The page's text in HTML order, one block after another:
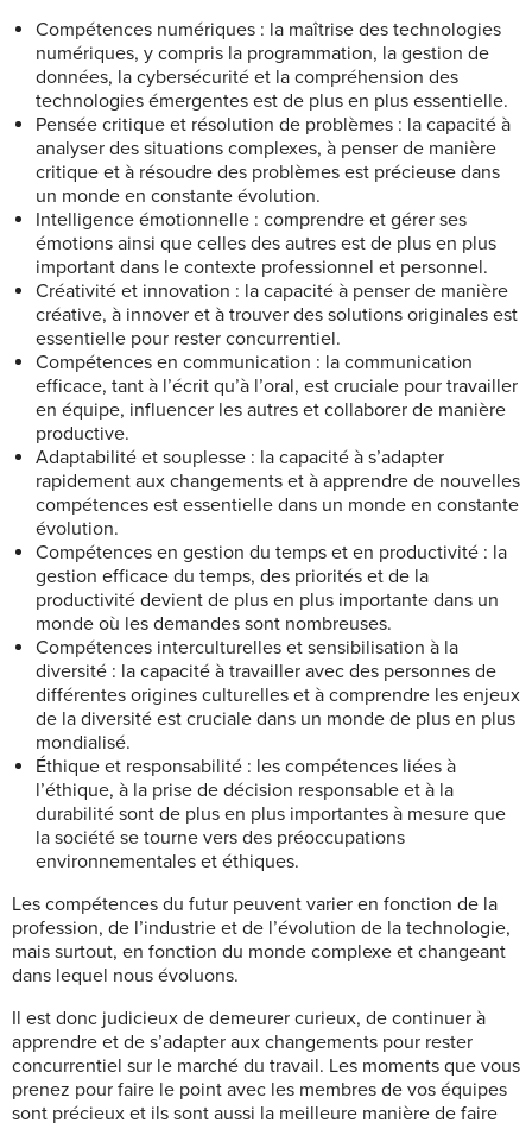
Compétences numériques : la maîtrise des technologies
numériques, y compris la programmation, la gestion de
données, la cybersécurité et la compréhension des
technologies émergentes est de plus en plus essentielle.
Pensée critique et résolution de problèmes : la capacité à
analyser des situations complexes, à penser de manière
critique et à résoudre des problèmes est précieuse dans
un monde en constante évolution.
Intelligence émotionnelle : comprendre et gérer ses
émotions ainsi que celles des autres est de plus en plus
important dans le contexte professionnel et personnel.
Créativité et innovation : la capacité à penser de manière
créative, à innover et à trouver des solutions originales est
essentielle pour rester concurrentiel.
Compétences en communication : la communication
efficace, tant à l’écrit qu’à l’oral, est cruciale pour travailler
en équipe, influencer les autres et collaborer de manière
productive.
Adaptabilité et souplesse : la capacité à s’adapter
rapidement aux changements et à apprendre de nouvelles
compétences est essentielle dans un monde en constante
évolution.
Compétences en gestion du temps et en productivité : la
gestion efficace du temps, des priorités et de la
productivité devient de plus en plus importante dans un
monde où les demandes sont nombreuses.
Compétences interculturelles et sensibilisation à la
diversité : la capacité à travailler avec des personnes de
différentes origines culturelles et à comprendre les enjeux
de la diversité est cruciale dans un monde de plus en plus
mondialisé.
Éthique et responsabilité : les compétences liées à
l’éthique, à la prise de décision responsable et à la
durabilité sont de plus en plus importantes à mesure que
la société se tourne vers des préoccupations
environnementales et éthiques.
Les compétences du futur peuvent varier en fonction de la
profession, de l’industrie et de l’évolution de la technologie,
mais surtout, en fonction du monde complexe et changeant
dans lequel nous évoluons.
Il est donc judicieux de demeurer curieux, de continuer à
apprendre et de s’adapter aux changements pour rester
concurrentiel sur le marché du travail. Les moments que vous
prenez pour faire le point avec les membres de vos équipes
sont précieux et ils sont aussi la meilleure manière de faire